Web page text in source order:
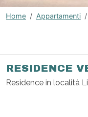
Home Appartamenti
RESIDENCE
Residence in località